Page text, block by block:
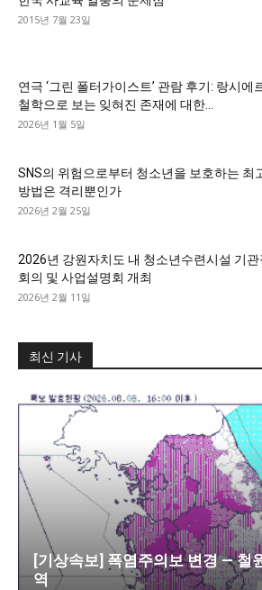
2015년 7월 23일
연극 ‘그린 폴터가이스트’ 관람 후기: 랑시에
철학으로 보는 잊혀진 존재에 대한...
2026년 1월 5일
SNS의 위험으로부터 청소년을 보호하는 최
방법은 격리뿐인가
2026년 2월 25일
2026년 강원자치도 내 청소년수련시설 기관
회의 및 사업설명회 개최
2026년 2월 11일
최신 기사
[기상속보] 폭염주의보 변경 — 철
역